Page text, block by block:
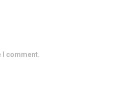
I comment.